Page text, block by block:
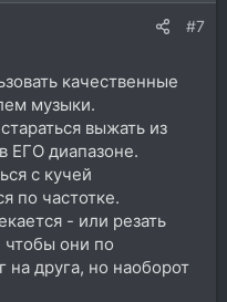
#7
качественные
музыки.
выжать из
ЕГО диапазоне.
с кучей
по частотке.
- или резать
чтобы они по
на друга, но наоборот